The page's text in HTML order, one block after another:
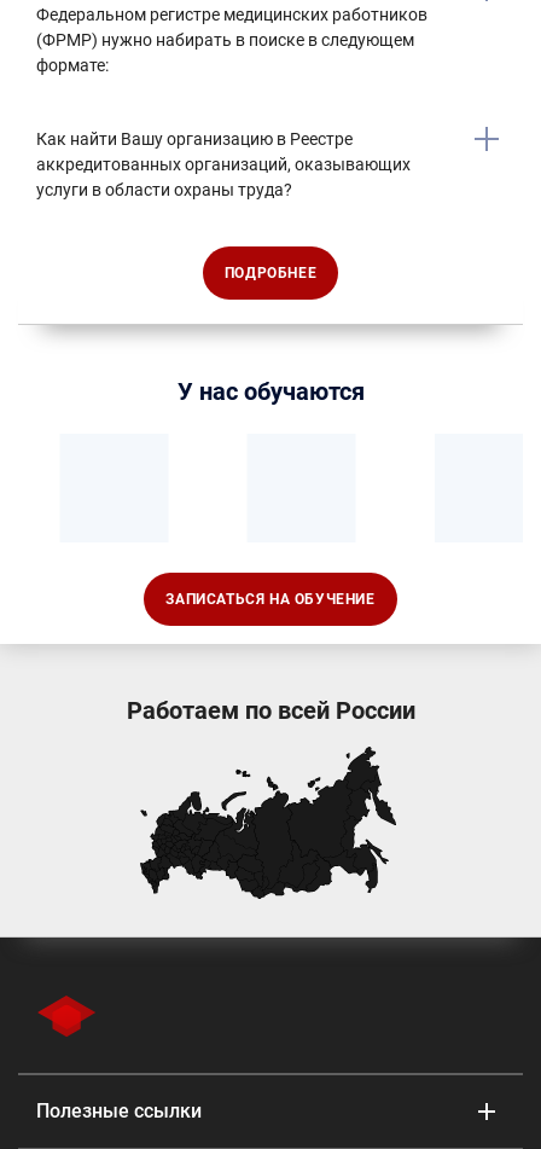
Федеральном регистре медицинских работников
(ФРМР) нужно набирать в поиске в следующем
формате:
Как найти Вашу организацию в Реестре
аккредитованных организаций, оказывающих
услуги в области охраны труда?
ПОДРОБНЕЕ
У нас обучаются
ЗАПИСАТЬСЯ НА ОБУЧЕНИЕ
Работаем по всей России
Полезные ссылки